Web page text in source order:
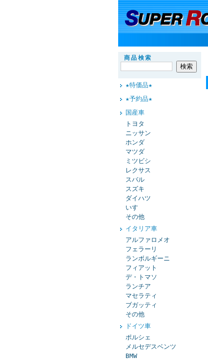
商品検索
★特価品★
★予約品★
国産車
トヨタ
ニッサン
ホンダ
マツダ
ミツビシ
レクサス
スバル
スズキ
ダイハツ
いすゞ
その他
イタリア車
アルファロメオ
フェラーリ
ランボルギーニ
フィアット
デ・トマソ
ランチア
マセラティ
ブガッティ
その他
ドイツ車
ポルシェ
メルセデスベンツ
BMW